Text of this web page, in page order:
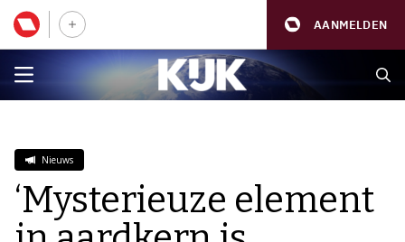
AANMELDEN
Nieuws
‘Mysterieuze element